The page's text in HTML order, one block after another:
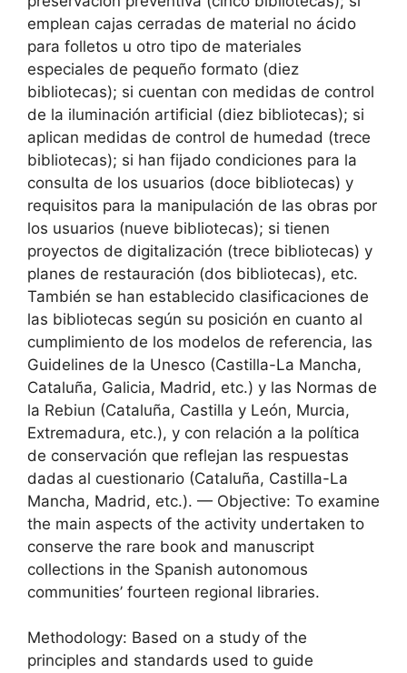
emplean cajas cerradas de material no ácido
para folletos u otro tipo de materiales
especiales de pequeño formato (diez
bibliotecas); si cuentan con medidas de control
de la iluminación artificial (diez bibliotecas); si
aplican medidas de control de humedad (trece
bibliotecas); si han fijado condiciones para la
consulta de los usuarios (doce bibliotecas) y
requisitos para la manipulación de las obras por
los usuarios (nueve bibliotecas); si tienen
proyectos de digitalización (trece bibliotecas) y
planes de restauración (dos bibliotecas), etc.
También se han establecido clasificaciones de
las bibliotecas según su posición en cuanto al
cumplimiento de los modelos de referencia, las
Guidelines de la Unesco (Castilla-La Mancha,
Cataluña, Galicia, Madrid, etc.) y las Normas de
la Rebiun (Cataluña, Castilla y León, Murcia,
Extremadura, etc.), y con relación a la política
de conservación que reflejan las respuestas
dadas al cuestionario (Cataluña, Castilla-La
Mancha, Madrid, etc.). — Objective: To examine
the main aspects of the activity undertaken to
conserve the rare book and manuscript
collections in the Spanish autonomous
communities’ fourteen regional libraries.
Methodology: Based on a study of the
principles and standards used to guide